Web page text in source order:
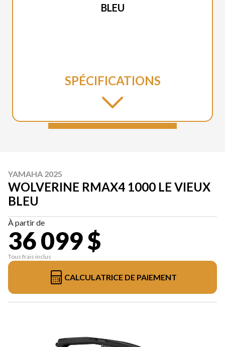
BLEU
SPÉCIFICATIONS
YAMAHA 2025
WOLVERINE RMAX4 1000 LE VIEUX
BLEU
À partir de
36 099 $
Tous frais inclus
CALCULATRICE DE PAIEMENT